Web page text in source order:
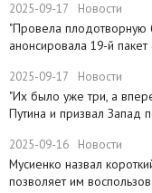
2025-09-17 Новости
​"Провела
анонсировала 19-й пакет
2025-09-17 Новости
​"Их было уже три, а
Путина и призвал Запад
2025-09-16 Новости
Мусиенко назвал
позволяет им